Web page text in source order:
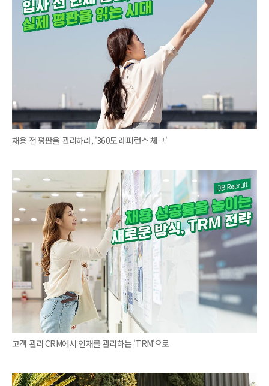
채용 전 평판을 관리하라, '360도 레퍼런스 체크'
고객 관리 CRM에서 인재를 관리하는 'TRM'으로